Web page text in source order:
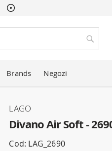
Cerca
Brands Negozi
Divano Air Soft -
LAGO
Cod: LAG_2690